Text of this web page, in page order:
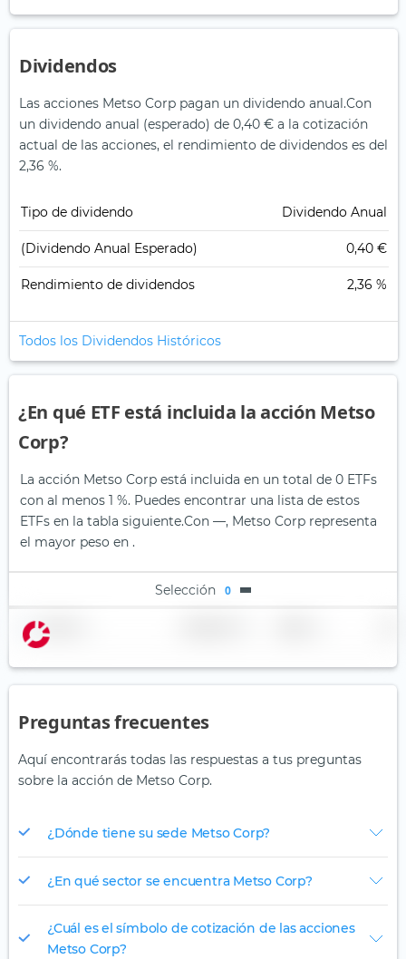
Dividendos
Las acciones Metso Corp pagan un dividendo anual.Con
un dividendo anual (esperado) de 0,40 € a la cotización
actual de las acciones, el rendimiento de dividendos es del
2,36 %.
Tipo de dividendo Dividendo Anual
(Dividendo Anual Esperado) 0,40 €
Rendimiento de dividendos 2,36 %
Todos los Dividendos Históricos
¿En qué ETF está incluida la acción Metso
Corp?
La acción Metso Corp está incluida en un total de 0 ETFs
con al menos 1 %. Puedes encontrar una lista de estos
ETFs en la tabla siguiente.Con —, Metso Corp representa
el mayor peso en .
Selección 0
Nombre
Preguntas frecuentes
Aquí encontrarás todas las respuestas a tus preguntas
sobre la acción de Metso Corp.
¿Dónde tiene su sede Metso Corp?
¿En qué sector se encuentra Metso Corp?
¿Cuál es el símbolo de cotización de las acciones
Metso Corp?